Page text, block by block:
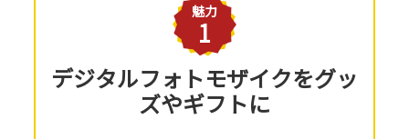
魅力
1
デジタルフォトモザイクをグッ
ズやギフトに